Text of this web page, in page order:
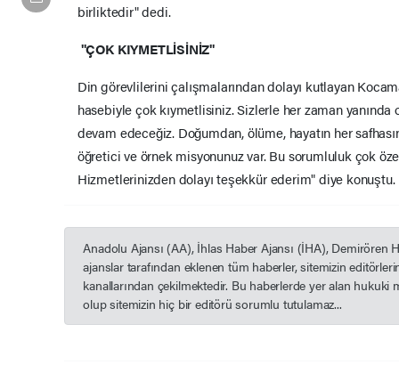
birliktedir" dedi.
"ÇOK KIYMETLİSİNİZ"
Din görevlilerini çalışmalarından dolayı kutlayan
hasebiyle çok kıymetlisiniz. Sizlerle her zaman
devam edeceğiz. Doğumdan, ölüme, hayatın her
öğretici ve örnek misyonunuz var. Bu sorumluluk çok
Hizmetlerinizden dolayı teşekkür ederim" diye konuştu.
Anadolu Ajansı (AA), İhlas Haber Ajansı (İHA), Demirören
ajanslar tarafından eklenen tüm haberler, sitemizin
kanallarından çekilmektedir. Bu haberlerde yer alan hukuki
olup sitemizin hiç bir editörü sorumlu tutulamaz...